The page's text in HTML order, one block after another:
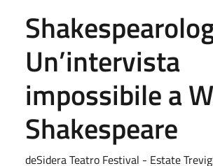
Un’intervista
impossibile a
Shakespeare
deSidera Teatro Festival - Estate